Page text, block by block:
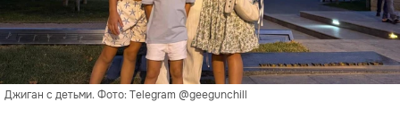
Джиган с детьми. Фото: Telegram @geegunchill